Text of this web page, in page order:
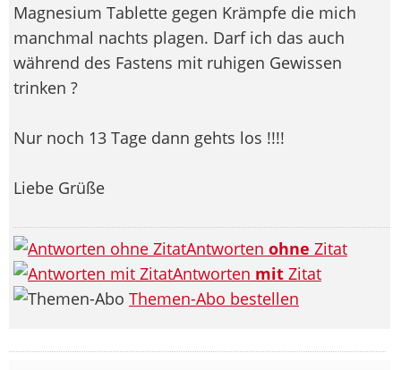
Magnesium Tablette gegen Krämpfe die mich
manchmal nachts plagen. Darf ich das auch
während des Fastens mit ruhigen Gewissen
trinken ?
Nur noch 13 Tage dann gehts los !!!!
Liebe Grüße
Antworten ohne Zitat
Antworten mit Zitat
Themen-Abo bestellen